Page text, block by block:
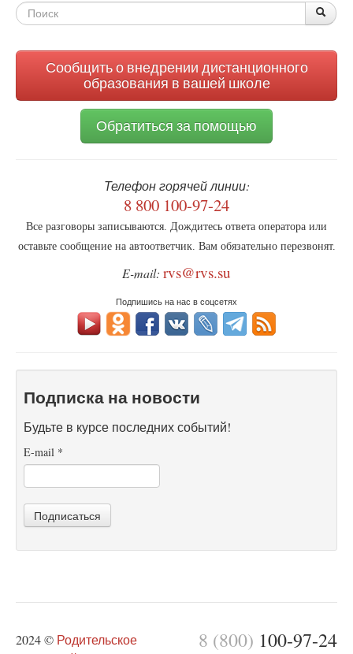
могут
уже
в
мае
Форма
Сообщить о внедрении дистанционного
образования в вашей школе
Обратиться за помощью
Телефон горячей линии:
8 800 100-97-24
Все разговоры записываются. Дождитесь ответа оператора или
оставьте сообщение на автоответчик. Вам обязательно перезвонят.
E-mail: rvs@rvs.su
Подпишись на нас в соцсетях
Подписка на новости
Будьте в курсе последних событий!
E-mail *
Подписаться
8 (800) 100-97-24
2024 © Родительское